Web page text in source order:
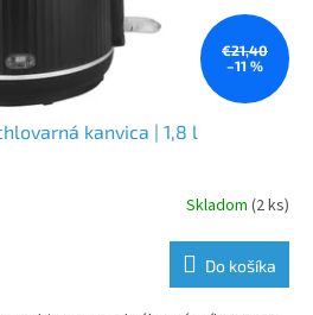
€21,40
–11 %
kanvica | 1,8 l
Skladom (2 ks)
Do košíka